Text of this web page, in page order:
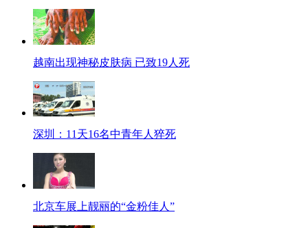
越南出现神秘皮肤病 已致19人死
深圳：11天16名中青年人猝死
北京车展上靓丽的“金粉佳人”